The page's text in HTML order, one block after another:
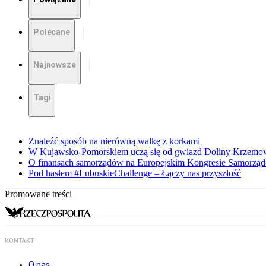
Polecane
Najnowsze
Tagi
Znaleźć sposób na nierówną walkę z korkami
W Kujawsko-Pomorskiem uczą się od gwiazd Doliny
O finansach samorządów na Europejskim Kongresie
Pod hasłem #LubuskieChallenge – Łączy nas przyszłość
Promowane treści
KONTAKT